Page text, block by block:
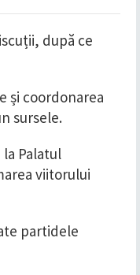
după ce
și coordonarea
sursele.
Palatul
viitorului
partidele